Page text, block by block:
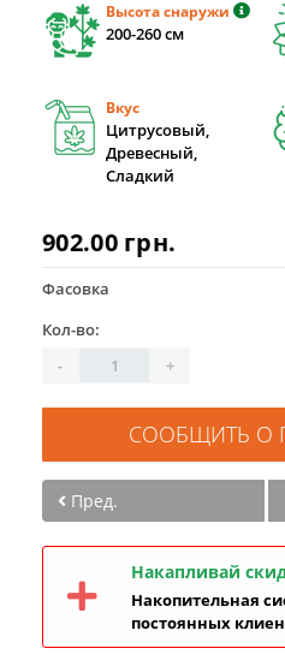
Высота снаружи
200-260 cм
Вкус
Цитрусовый,
Древесный,
Сладкий
902.00 грн.
Фасовка
Кол-во:
-
+
СООБЩИТЬ О
Пред.
Накапливай
Накопительная
постоянных